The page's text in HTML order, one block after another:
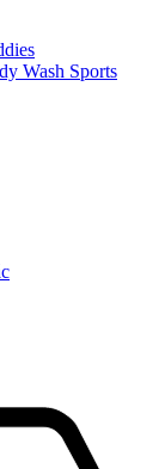
Wash Sports